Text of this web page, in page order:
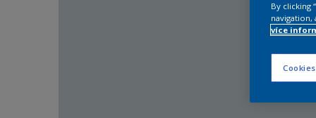
By clicking
navigation,
více